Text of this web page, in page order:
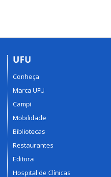
UFU
Conheça
Marca UFU
Campi
Mobilidade
Bibliotecas
Restaurantes
Editora
Hospital de Clínicas